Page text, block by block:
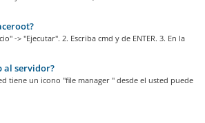
-> "Ejecutar". 2. Escriba cmd y de ENTER. 3. En la
al servidor?
tiene un icono "file manager " desde el usted puede